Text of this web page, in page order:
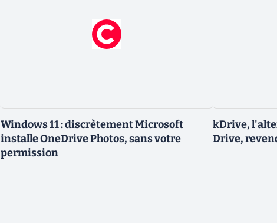
Windows 11 : discrètement Microsoft
installe OneDrive Photos, sans votre
permission
kDrive,
Drive,